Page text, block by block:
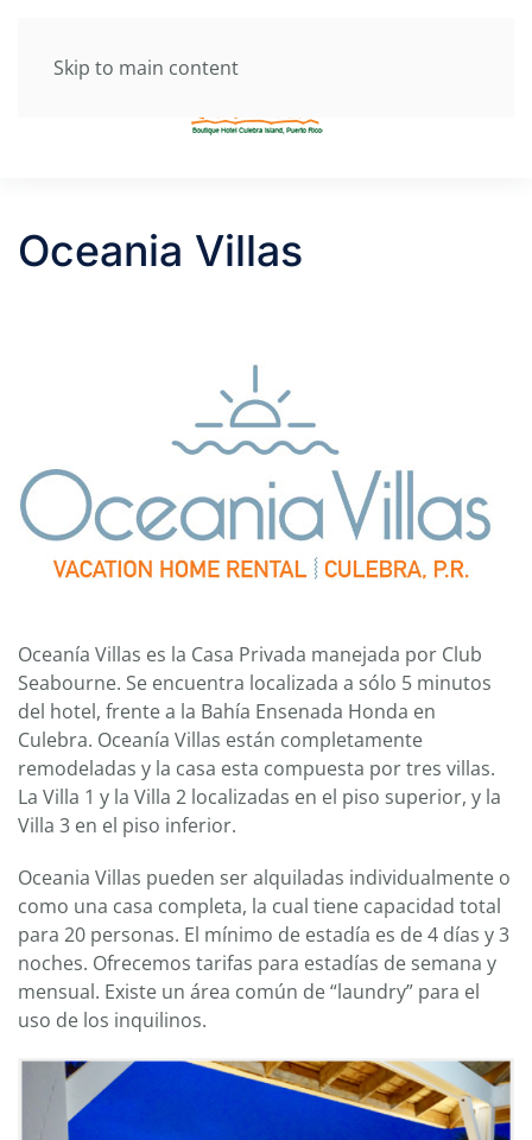
Skip to main content
Oceania Villas
Oceanía Villas es la Casa Privada manejada por Club
Seabourne. Se encuentra localizada a sólo 5 minutos
del hotel, frente a la Bahía Ensenada Honda en
Culebra. Oceanía Villas están completamente
remodeladas y la casa esta compuesta por tres villas.
La Villa 1 y la Villa 2 localizadas en el piso superior, y la
Villa 3 en el piso inferior.
Oceania Villas pueden ser alquiladas individualmente o
como una casa completa, la cual tiene capacidad total
para 20 personas. El mínimo de estadía es de 4 días y 3
noches. Ofrecemos tarifas para estadías de semana y
mensual. Existe un área común de “laundry” para el
uso de los inquilinos.